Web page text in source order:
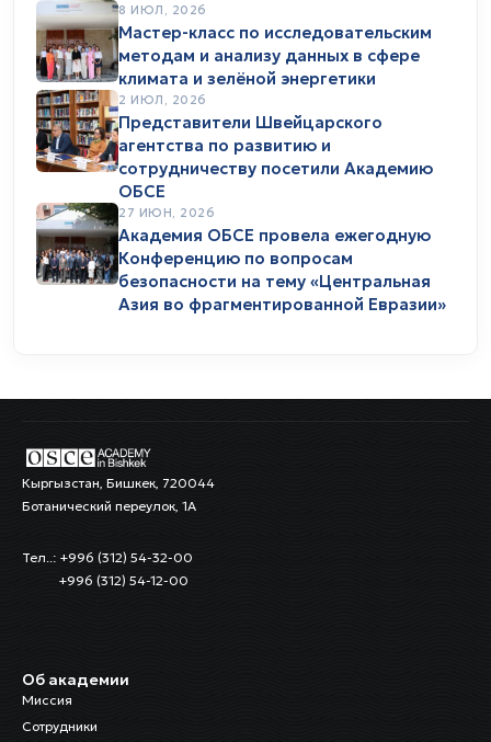
8 ИЮЛ, 2026
Мастер-класс по исследовательским
методам и анализу данных в сфере
климата и зелёной энергетики
2 ИЮЛ, 2026
Представители Швейцарского
агентства по развитию и
сотрудничеству посетили Академию
ОБСЕ
27 ИЮН, 2026
Академия ОБСЕ провела ежегодную
Конференцию по вопросам
безопасности на тему «Центральная
Азия во фрагментированной Евразии»
Кыргызстан, Бишкек, 720044
Ботанический переулок, 1А
Тел..: +996 (312) 54-32-00
+996 (312) 54-12-00
Об академии
Миссия
Сотрудники